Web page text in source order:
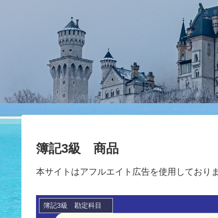
簿記3級 商品
本サイトはアフルエイト広告を使用しており
簿記3級 勘定科目